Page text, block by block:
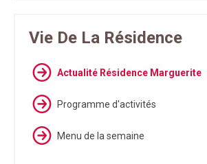
Vie De La Résidence
Actualité Résidence Marguerite
Programme d'activités
Menu de la semaine